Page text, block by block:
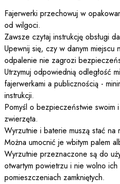
Fajerwerki przechowuj w
od wilgoci.
Zawsze czytaj instrukcję obsługi
Upewnij się, czy w danym miejscu
odpalenie nie zagrozi
Utrzymuj odpowiednią odległość
fajerwerkami a publicznością -
instrukcji.
Pomyśl o bezpieczeństwie swoim
zwierzęta.
Wyrzutnie i baterie muszą stać na
Można umocnić je wbitym palem
Wyrzutnie przeznaczone są do
otwartym powietrzu i nie wolno
pomieszczeniach zamkniętych.